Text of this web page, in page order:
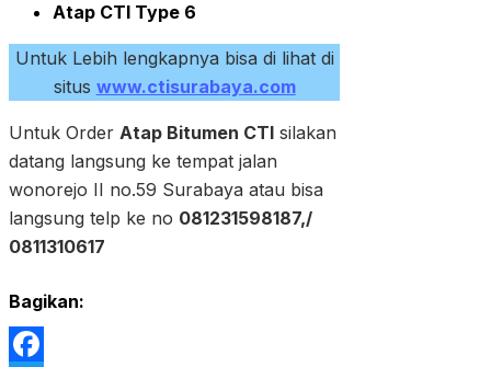
Atap CTI Type 6
Untuk Lebih lengkapnya bisa di lihat di
situs www.ctisurabaya.com
Untuk Order Atap Bitumen CTI silakan
datang langsung ke tempat jalan
wonorejo II no.59 Surabaya atau bisa
langsung telp ke no 081231598187,/
0811310617
Bagikan: